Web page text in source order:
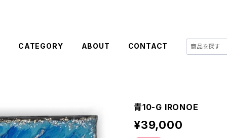
CATEGORY ABOUT CONTACT
青10-G IRONOE
¥39,000